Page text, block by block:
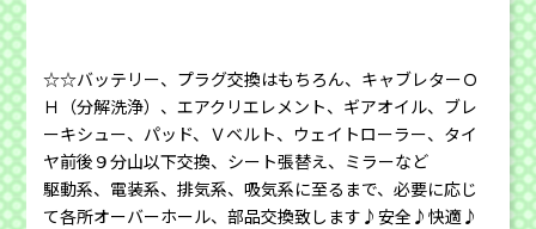
☆☆バッテリー、プラグ交換はもちろん、キャブレターＯ
Ｈ（分解洗浄）、エアクリエレメント、ギアオイル、ブレ
ーキシュー、パッド、Ｖベルト、ウェイトローラー、タイ
ヤ前後９分山以下交換、シート張替え、ミラーなど
駆動系、電装系、排気系、吸気系に至るまで、必要に応じ
て各所オーバーホール、部品交換致します♪安全♪快適♪